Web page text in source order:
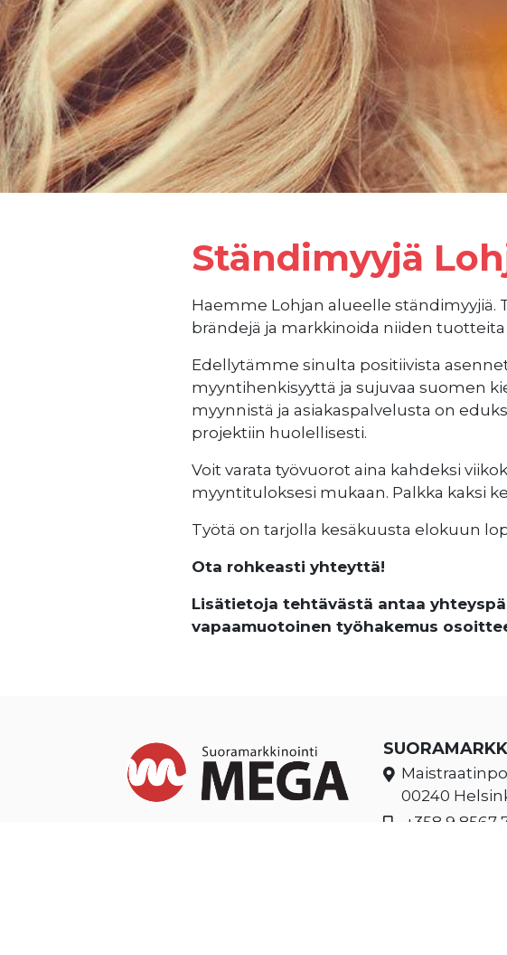
Ständimyyjä
Haemme Lohjan alueelle ständimyyjiä.
brändejä ja markkinoida niiden
Edellytämme sinulta positiivista
myyntihenkisyyttä ja sujuvaa suomen
myynnistä ja asiakaspalvelusta on
projektiin huolellisesti.
Voit varata työvuorot aina kahdeksi
myyntituloksesi mukaan. Palkka kaksi
Työtä on tarjolla kesäkuusta elokuun
Ota rohkeasti yhteyttä!
Lisätietoja tehtävästä antaa
vapaamuotoinen työhakemus
00240
+358 9 8567